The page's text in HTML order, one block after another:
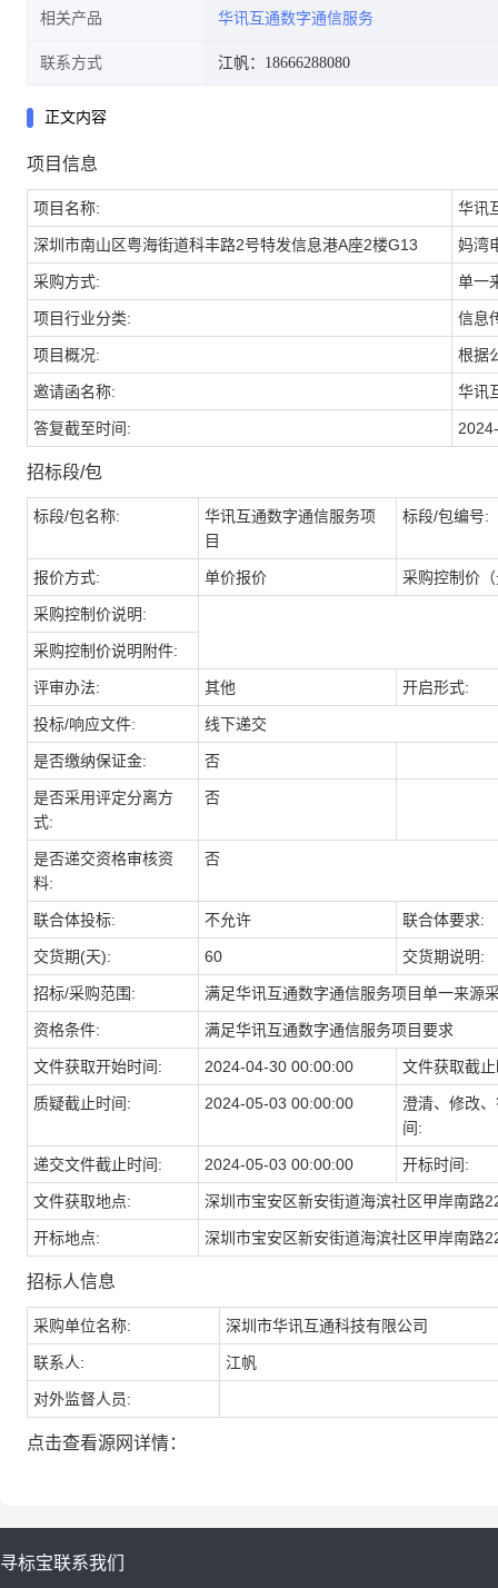
相关产品 华讯互通数字通信服务
联系方式 江帆：18666288080
正文内容
项目信息
项目名称: 华讯
深圳市南山区粤海街道科丰路2号特发信息港A座2楼G13 妈湾
采购方式: 单一
项目行业分类: 信息
项目概况: 根据
邀请函名称: 华讯
答复截至时间:
招标段/包
标段/包名称:
华讯互通数字通信服务项
目
标段/包编号:
报价方式: 单价报价 采购控制价
采购控制价说明:
采购控制价说明附件:
评审办法: 其他 开启形式:
投标/响应文件: 线下递交
是否缴纳保证金: 否
是否采用评定分离方
式:
否
是否递交资格审核资
料:
否
联合体投标: 不允许 联合体要求:
交货期(天): 60 交货期说明:
招标/采购范围: 满足华讯互通数字通信服务项目单一来源
资格条件: 满足华讯互通数字通信服务项目要求
文件获取开始时间: 2024-04-30 00:00:00 文件获取截
质疑截止时间: 2024-05-03 00:00:00
澄清、修改
间:
递交文件截止时间: 2024-05-03 00:00:00 开标时间:
文件获取地点: 深圳市宝安区新安街道海滨社区甲岸南路
开标地点: 深圳市宝安区新安街道海滨社区甲岸南路
招标人信息
采购单位名称: 深圳市华讯互通科技有限公司
联系人: 江帆
对外监督人员:
点击查看源网详情：
寻标宝联系我们